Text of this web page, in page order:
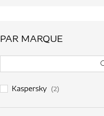
PAR MARQUE
Kaspersky (2)